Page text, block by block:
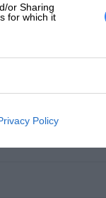
or Sharing
for which it
Policy